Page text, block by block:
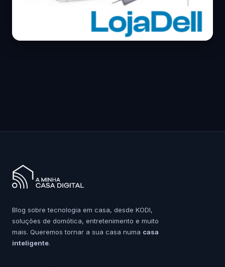
Blog sobre tecnologia em casa, desde KODI,
soluções de domótica, entretenimento e muito
mais. Queremos tornar a sua casa numa casa
inteligente.